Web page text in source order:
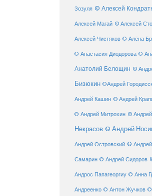
Зозуля © Алексей
Алексей Магай © Алексей
Алексей Чистяков © Алёна
© Анастасия Диодорова ©
Анатолий Белощин ©
Бизюкин ©Андрей
Андрей Кашин © Андрей
© Андрей Митрохин ©
Некрасов © Андрей
Андрей Островский ©
Самарин © Андрей Сидоров
Андрос Папагеоргиу © Анна
Андреенко © Антон Жучков ©